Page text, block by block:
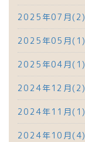
2025年07月(2)
2025年05月(1)
2025年04月(1)
2024年12月(2)
2024年11月(1)
2024年10月(4)